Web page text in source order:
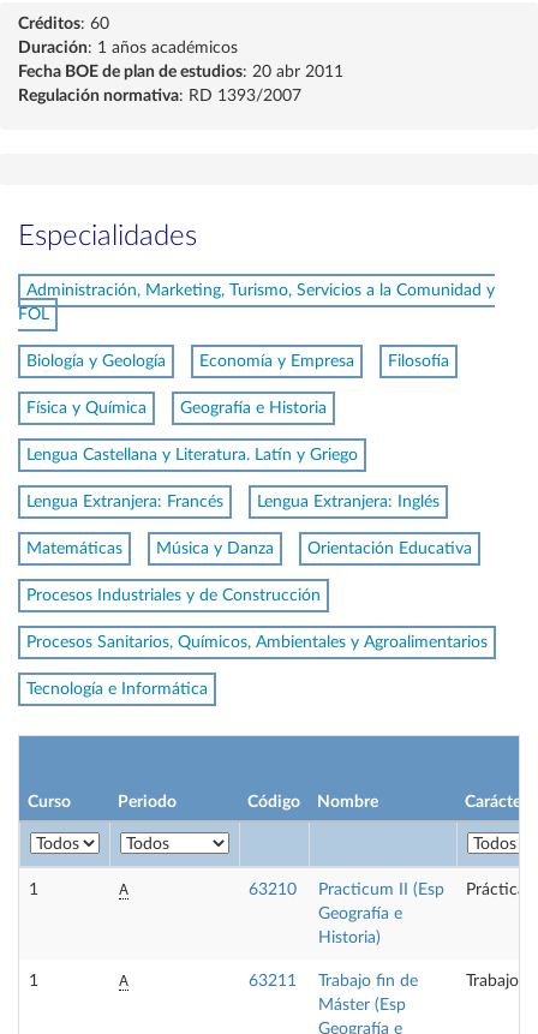
Créditos: 60
Duración: 1 años académicos
Fecha BOE de plan de estudios: 20 abr 2011
Regulación normativa: RD 1393/2007
Especialidades
Administración, Marketing, Turismo, Servicios a la Comunidad y
FOL
Biología y Geología Economía y Empresa Filosofía
Física y Química Geografía e Historia
Lengua Castellana y Literatura. Latín y Griego
Lengua Extranjera: Francés Lengua Extranjera: Inglés
Matemáticas Música y Danza Orientación Educativa
Procesos Industriales y de Construcción
Procesos Sanitarios, Químicos, Ambientales y Agroalimentarios
Tecnología e Informática
Curso Periodo Código Nombre Carácter
1 A 63210
Practicum II (Esp
Geografía e
Historia)
1 A 63211
Trabajo fin de
Máster (Esp
Geografía e
Trabajo